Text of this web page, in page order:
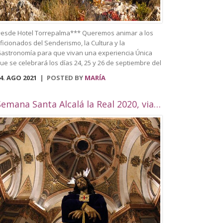
Hotel Torrepalma*** Queremos animar a los
del Senderismo, la Cultura y la
para que vivan una experiencia Única
se celebrará los días 24, 25 y 26 de septiembre del
2021. Se trata del primer Festival de
celebrado en Alcalá la Real, que trata de
de las actividades que se llevarán a cabo
un recorrido y destacando los edificios más
como puede ser el Palacio Abacial, el
histórico, Biblioteca Municipal, situada en el
convento de Capuchinos, la plaza Pablo de
la Plaza arcipreste de Hita, el Pilar de los
la Plaza de la Mora, el Palacete de la
la Iglesias como Consolación, la Angustias,
Antón, San Juan o el yacimiento de
Herculana, entre otros. Incorpora la visita y
entrada a la Fortaleza de la Mota, con su Iglesia
AGO 2021 POSTED BY MARÍA
Semana Santa Alcalá la Real 2020, viaje por Andalucía